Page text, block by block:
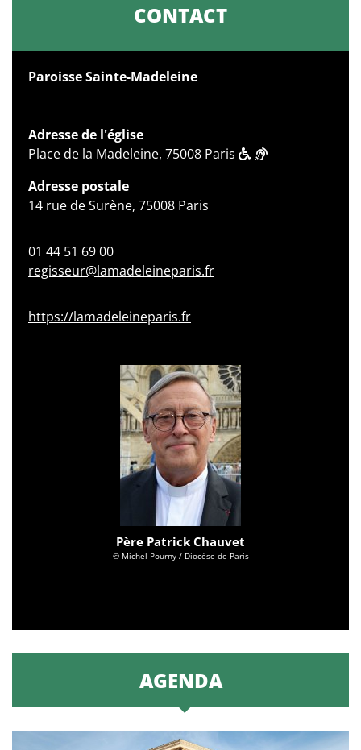
CONTACT
Paroisse Sainte-Madeleine
Adresse de l'église
Place de la Madeleine, 75008 Paris
Adresse postale
14 rue de Surène, 75008 Paris
01 44 51 69 00
regisseur@lamadeleineparis.fr
https://lamadeleineparis.fr
Père Patrick Chauvet
© Michel Pourny / Diocèse de Paris
AGENDA